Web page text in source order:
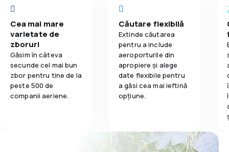
Confort în timpul călătoriei 1,0
Transportul bagajelor 2,0
Mâncare 1,0
Cea mai mare
varietate de
zboruri
Găsim în câteva
secunde cel mai bun
zbor pentru tine de la
peste 500 de
companii aeriene.
Căutare flexibilă
Extinde căutarea
pentru a include
aeroporturile din
apropiere și alege
date flexibile pentru
a găsi cea mai ieftină
opțiune.